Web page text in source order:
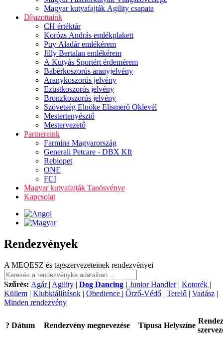
Magyar kutyafajták Agility csapata
Díjazottaink
CH értéktár
Korózs András emlékplakett
Puy Aladár emlékérem
Jilly Bertalan emlékérem
A Kutyás Sportért érdemérem
Babérkoszorús aranyjelvény
Aranykoszorús jelvény
Ezüstkoszorús jelvény
Bronzkoszorús jelvény
Szövetség Elnöke Elismerő Oklevél
Mestertenyésztő
Mestervezető
Partnereink
Farmina Magyarország
Generali Petcare - DBX Kft
Rebiopet
ONE
FCI
Magyar kutyafajták Tanösvénye
Kapcsolat
Rendezvények
A MEOESZ és tagszervezeteinek rendezvényei
Szűrés: Agár | Agility | Dog Dancing | Junior Handler| Kotorék |
Küllem | Klubkiállítások | Obedience | Őrző-Védő | Terelő | Vadász |
Minden rendezvény
? Dátum Rendezvény megnevezése Típusa Helyszíne